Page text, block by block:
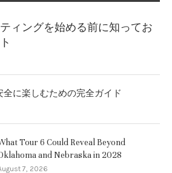
ィングを始める前に知ってお
に楽しむための完全ガイド
Tour 6 Could Reveal Beyond
and Nebraska in 2028
7, 2026